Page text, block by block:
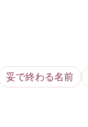
妥で終わる名前